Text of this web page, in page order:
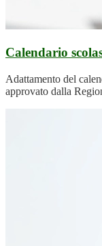
Calendario
Adattamento del
approvato dalla